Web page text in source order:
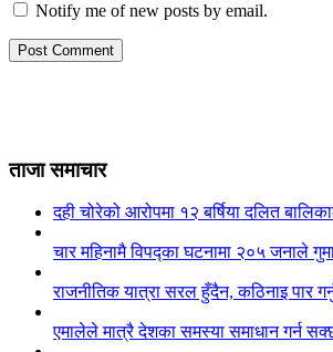
Notify me of new posts by email.
ताजा समाचार
दही चोरेको आरोपमा १२ बर्षिया दलित
चार महिनामै विपद्का घटनामा २०५ जनाले
राजनीतिक यात्रा सरल हुँदैन, कठिनाइ पार
एमालेले मात्रै देशका समस्या समाधान गर्न